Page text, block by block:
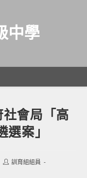
中學
社會局「高
案」
Post訓育組組員